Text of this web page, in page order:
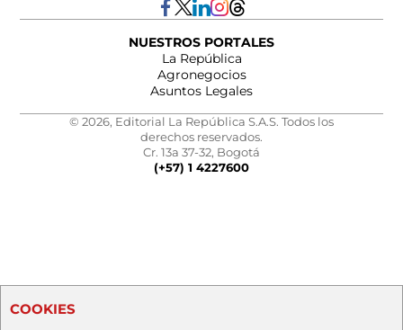
NUESTROS PORTALES
La República
Agronegocios
Asuntos Legales
© 2026, Editorial La República S.A.S. Todos los
derechos reservados.
Cr. 13a 37-32, Bogotá
(+57) 1 4227600
COOKIES